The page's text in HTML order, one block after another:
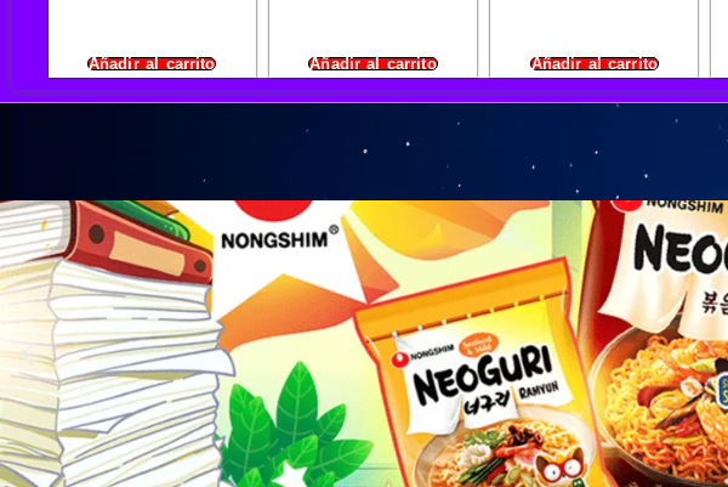
Añadir al carrito Añadir al carrito Añadir al carrito